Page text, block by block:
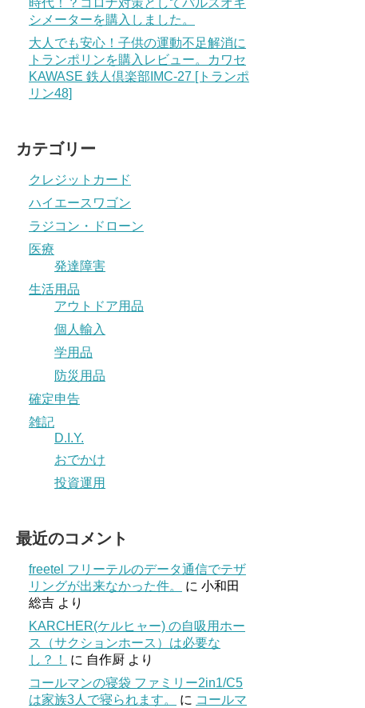
時代！？コロナ対策としてパルスオキ
シメーターを購入しました。
大人でも安心！子供の運動不足解消に
トランポリンを購入レビュー。カワセ
KAWASE 鉄人倶楽部IMC-27 [トランポ
リン48]
カテゴリー
クレジットカード
ハイエースワゴン
ラジコン・ドローン
医療
発達障害
生活用品
アウトドア用品
個人輸入
学用品
防災用品
確定申告
雑記
D.I.Y.
おでかけ
投資運用
最近のコメント
freetel フリーテルのデータ通信でテザ
リングが出来なかった件。
に 小和田
総吉 より
KARCHER(ケルヒャー) の自吸用ホー
ス（サクションホース）は必要な
し？！
に 自作厨 より
コールマンの寝袋 ファミリー2in1/C5
は家族3人で寝られます。
に コールマ